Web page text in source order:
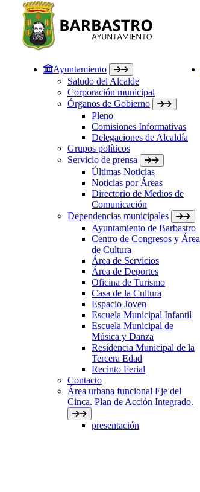
Ayuntamiento
Saludo del Alcalde
Corporación municipal
Órganos de Gobierno
Pleno
Comisiones Informativas
Delegaciones de Alcaldía
Grupos políticos
Servicio de prensa
Últimas Noticias
Noticias por Áreas
Directorio de Medios de
Comunicación
Dependencias municipales
Ayuntamiento de Barbastro
Centro de Congresos y Área
de Cultura
Área de Servicios
Área de Deportes
Oficina de Turismo
Casa de la Cultura
Espacio Joven
Escuela Municipal Infantil
Escuela Municipal de
Música y Danza
Residencia Municipal de la
Tercera Edad
Recinto Ferial
Contacto
Área urbana funcional Eje del
Cinca. Plan de Acción Integrado.
presentación